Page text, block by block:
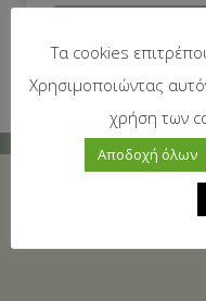
Τα cookies
Χρησιμοποιώντας
χρήση των
Αποδοχή όλων